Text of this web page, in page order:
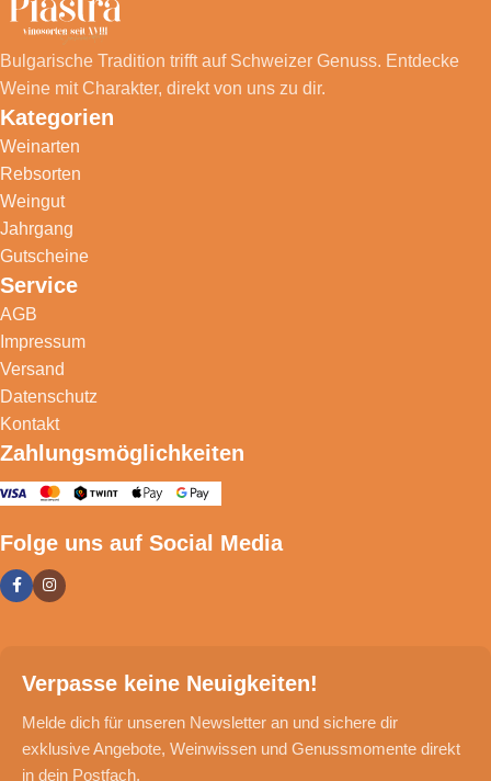
Bulgarische Tradition trifft auf Schweizer Genuss. Entdecke
Weine mit Charakter, direkt von uns zu dir.
Kategorien
Weinarten
Rebsorten
Weingut
Jahrgang
Gutscheine
Service
AGB
Impressum
Versand
Datenschutz
Kontakt
Zahlungsmöglichkeiten
Folge uns auf Social Media
Verpasse keine Neuigkeiten!
Melde dich für unseren Newsletter an und sichere dir
exklusive Angebote, Weinwissen und Genussmomente direkt
in dein Postfach.